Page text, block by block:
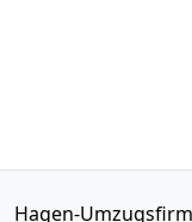
Hagen-